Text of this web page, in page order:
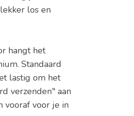
los en
hangt het
Standaard
lastig om het
verzenden" aan
vooraf voor je in